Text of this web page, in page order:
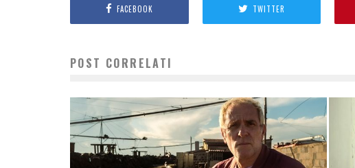
FACEBOOK TWITTER
POST CORRELATI